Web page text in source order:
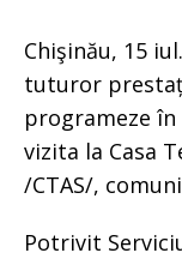
Chişinău, 15
tuturor
programeze
vizita la Casa
/CTAS/,
Potrivit